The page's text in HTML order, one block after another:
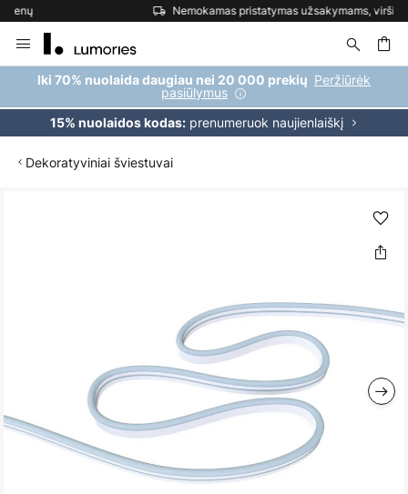
Nemokamas pristatymas užsakymams, viršijantiems 69 €
to
Content
Iki 70% nuolaida daugiau nei 20 000 prekių Peržiūrėk
pasiūlymus
15% nuolaidos kodas:prenumeruok naujienlaiškį
Dekoratyviniai šviestuvai